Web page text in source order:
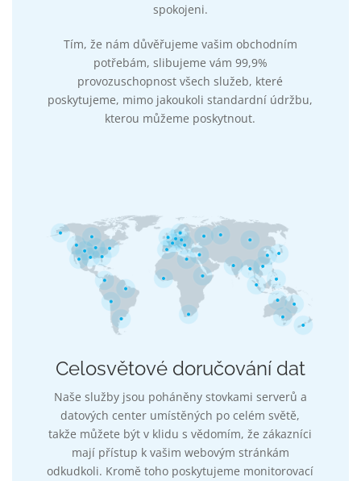
spokojeni.
Tím, že nám důvěřujeme vašim obchodním
potřebám, slibujeme vám 99,9%
provozuschopnost všech služeb, které
poskytujeme, mimo jakoukoli standardní údržbu,
kterou můžeme poskytnout.
Celosvětové doručování dat
Naše služby jsou poháněny stovkami serverů a
datových center umístěných po celém světě,
takže můžete být v klidu s vědomím, že zákazníci
mají přístup k vašim webovým stránkám
odkudkoli. Kromě toho poskytujeme monitorovací